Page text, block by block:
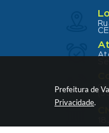
Prefeitura de
Privacidade.